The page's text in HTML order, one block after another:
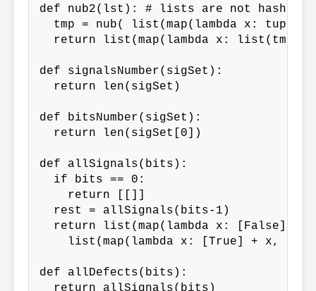
def nub2(lst): # lists are not
tmp = nub( list(map(lambda x:
return list(map(lambda x: list(tmp),
def signalsNumber(sigSet):
  return len(sigSet)
def bitsNumber(sigSet):
  return len(sigSet[0])
def allSignals(bits):
  if bits == 0:
    return [[]]
  rest = allSignals(bits-1)
return list(map(lambda x: [False] +
list(map(lambda x: [True] + x,
def allDefects(bits):
  return allSignals(bits)